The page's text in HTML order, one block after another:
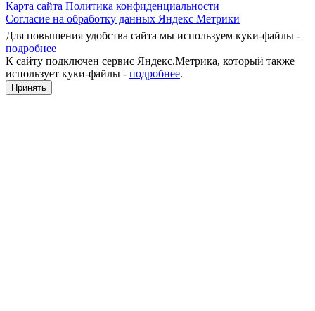
Карта сайта Политика конфиденциальности
Согласие на обработку данных Яндекс Метрики
Для повышения удобства сайта мы используем куки-файлы -
подробнее
К сайту подключен сервис Яндекс.Метрика, который также
использует куки-файлы - подробнее.
Принять